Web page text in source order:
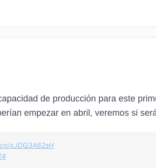
de producción para este
empezar en abril, veremos si
xJDQ3A62sH